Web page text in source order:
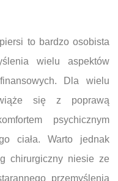
to bardzo osobista
wielu aspektów
Dla wielu
się z poprawą
psychicznym
ciała. Warto jednak
chirurgiczny niesie ze
przemyślenia